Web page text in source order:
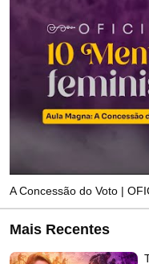
A Concessão do Voto |
Mais Recentes